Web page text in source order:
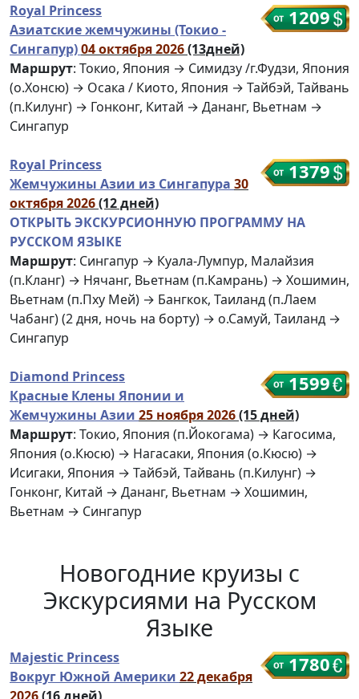
1209
Royal Princess
Азиатские жемчужины (Токио -
Сингапур)04 октября 2026(13дней)
Маршрут: Токио, Япония → Симидзу /г.Фудзи, Япония
(о.Хонсю) → Осака / Киото, Япония → Тайбэй, Тайвань
(п.Килунг) → Гонконг, Китай → Дананг, Вьетнам →
Сингапур
1379
Royal Princess
Жемчужины Азии из Сингапура 30
октября 2026(12 дней)
ОТКРЫТЬ ЭКСКУРСИОННУЮ ПРОГРАММУ НА
РУССКОМ ЯЗЫКЕ
Маршрут: Сингапур → Куала-Лумпур, Малайзия
(п.Кланг) → Нячанг, Вьетнам (п.Камрань) → Хошимин,
Вьетнам (п.Пху Мей) → Бангкок, Таиланд (п.Лаем
Чабанг) (2 дня, ночь на борту) → о.Самуй, Таиланд →
Сингапур
1599
Diamond Princess
Красные Клены Японии и
Жемчужины Азии 25 ноября 2026(15 дней)
Маршрут: Токио, Япония (п.Йокогама) → Кагосима,
Япония (о.Кюсю) → Нагасаки, Япония (о.Кюсю) →
Исигаки, Япония → Тайбэй, Тайвань (п.Килунг) →
Гонконг, Китай → Дананг, Вьетнам → Хошимин,
Вьетнам → Сингапур
Новогодние круизы с
Экскурсиями на Русском
Языке
1780
Majestic Princess
Вокруг Южной Америки 22 декабря